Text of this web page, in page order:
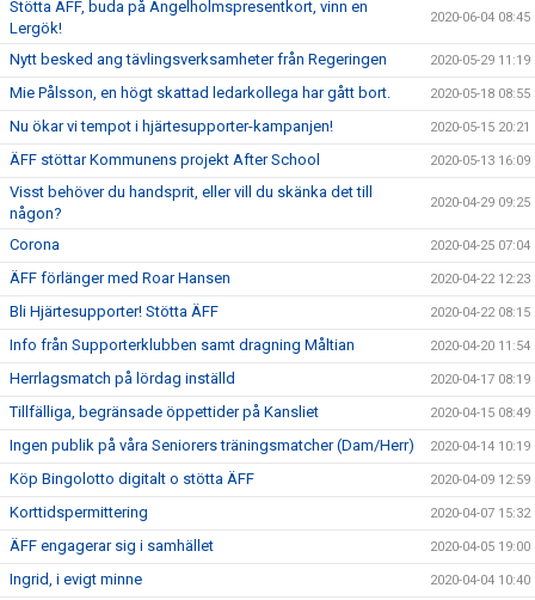
Stötta ÄFF, buda på Ängelholmspresentkort, vinn en
Lergök!
2020-06-04 08:45
Nytt besked ang tävlingsverksamheter från Regeringen 2020-05-29 11:19
Mie Pålsson, en högt skattad ledarkollega har gått bort. 2020-05-18 08:55
Nu ökar vi tempot i hjärtesupporter-kampanjen! 2020-05-15 20:21
ÄFF stöttar Kommunens projekt After School 2020-05-13 16:09
Visst behöver du handsprit, eller vill du skänka det till
någon?
2020-04-29 09:25
Corona 2020-04-25 07:04
ÄFF förlänger med Roar Hansen 2020-04-22 12:23
Bli Hjärtesupporter! Stötta ÄFF 2020-04-22 08:15
Info från Supporterklubben samt dragning Måltian 2020-04-20 11:54
Herrlagsmatch på lördag inställd 2020-04-17 08:19
Tillfälliga, begränsade öppettider på Kansliet 2020-04-15 08:49
Ingen publik på våra Seniorers träningsmatcher (Dam/Herr) 2020-04-14 10:19
Köp Bingolotto digitalt o stötta ÄFF 2020-04-09 12:59
Korttidspermittering 2020-04-07 15:32
ÄFF engagerar sig i samhället 2020-04-05 19:00
Ingrid, i evigt minne 2020-04-04 10:40